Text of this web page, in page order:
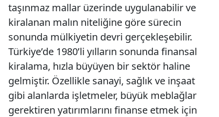
taşınmaz mallar üzerinde uygulanabilir ve
kiralanan malın niteliğine göre sürecin
sonunda mülkiyetin devri gerçekleşebilir.
Türkiye’de 1980’li yılların sonunda finansal
kiralama, hızla büyüyen bir sektör haline
gelmiştir. Özellikle sanayi, sağlık ve inşaat
gibi alanlarda işletmeler, büyük meblağlar
gerektiren yatırımlarını finanse etmek için